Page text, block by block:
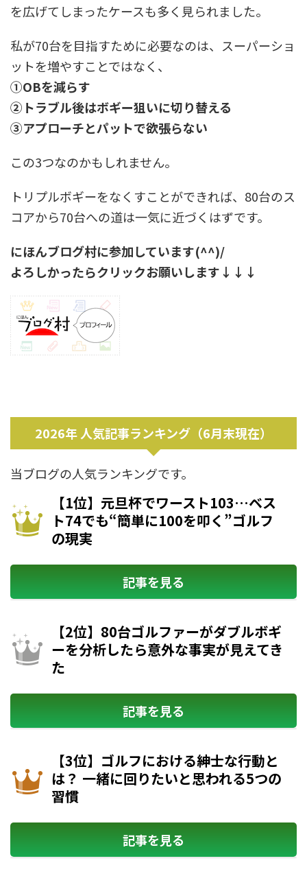
を広げてしまったケースも多く見られました。
私が70台を目指すために必要なのは、スーパーショ
ットを増やすことではなく、
①OBを減らす
②トラブル後はボギー狙いに切り替える
③アプローチとパットで欲張らない
この3つなのかもしれません。
トリプルボギーをなくすことができれば、80台のス
コアから70台への道は一気に近づくはずです。
にほんブログ村に参加しています(^^)/
よろしかったらクリックお願いします↓↓↓
2026年 人気記事ランキング（6月末現在）
当ブログの人気ランキングです。
【1位】元旦杯でワースト103…ベス
ト74でも“簡単に100を叩く”ゴルフ
の現実
記事を見る
【2位】80台ゴルファーがダブルボギ
ーを分析したら意外な事実が見えてき
た
記事を見る
【3位】ゴルフにおける紳士な行動と
は？ 一緒に回りたいと思われる5つの
習慣
記事を見る